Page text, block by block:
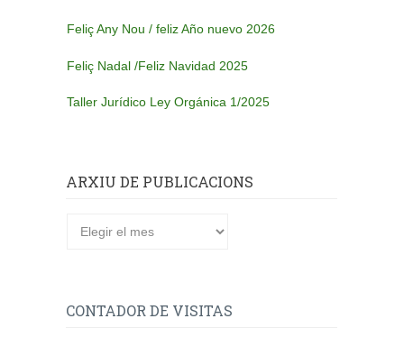
Feliç Any Nou / feliz Año nuevo 2026
Feliç Nadal /Feliz Navidad 2025
Taller Jurídico Ley Orgánica 1/2025
ARXIU DE PUBLICACIONS
CONTADOR DE VISITAS